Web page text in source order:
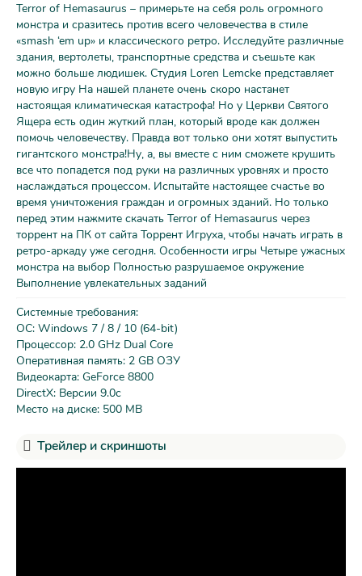
Terror of Hemasaurus – примерьте на себя роль огромного
монстра и сразитесь против всего человечества в стиле
«smash ‘em up» и классического ретро. Исследуйте различные
здания, вертолеты, транспортные средства и съешьте как
можно больше людишек. Студия Loren Lemcke представляет
новую игру На нашей планете очень скоро настанет
настоящая климатическая катастрофа! Но у Церкви Святого
Ящера есть один жуткий план, который вроде как должен
помочь человечеству. Правда вот только они хотят выпустить
гигантского монстра!Ну, а, вы вместе с ним сможете крушить
все что попадется под руки на различных уровнях и просто
наслаждаться процессом. Испытайте настоящее счастье во
время уничтожения граждан и огромных зданий. Но только
перед этим нажмите скачать Terror of Hemasaurus через
торрент на ПК от сайта Торрент Игруха, чтобы начать играть в
ретро-аркаду уже сегодня. Особенности игры Четыре ужасных
монстра на выбор Полностью разрушаемое окружение
Выполнение увлекательных заданий
Системные требования:
ОС: Windows 7 / 8 / 10 (64-bit)
Процессор: 2.0 GHz Dual Core
Оперативная память: 2 GB ОЗУ
Видеокарта: GeForce 8800
DirectX: Версии 9.0c
Место на диске: 500 MB
Трейлер и скриншоты